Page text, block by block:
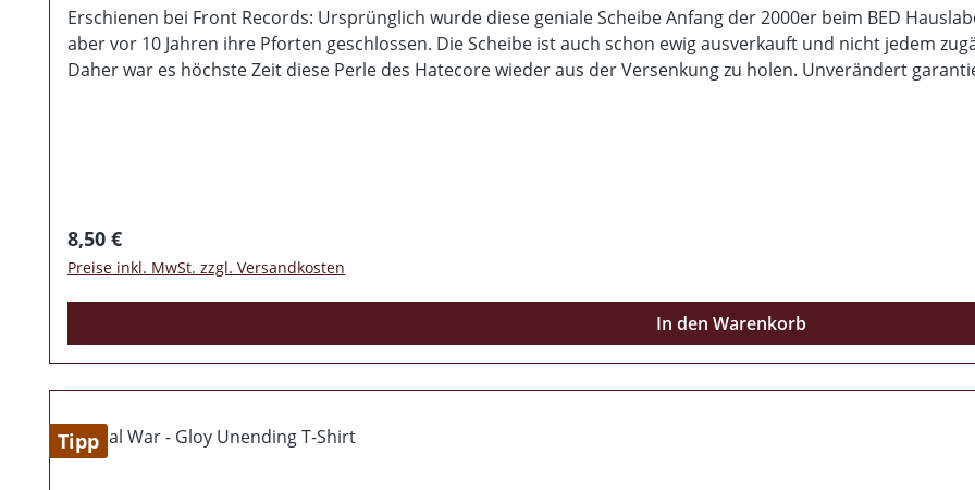
Erschienen bei Front Records: Ursprünglich wurde diese geniale Scheibe Anfang der 2000er beim BED
aber vor 10 Jahren ihre Pforten geschlossen. Die Scheibe ist auch schon ewig ausverkauft und nicht jedem
Daher war es höchste Zeit diese Perle des Hatecore wieder aus der Versenkung zu holen. Unverändert
Regulärer Preis:
8,50 €
Preise inkl. MwSt. zzgl. Versandkosten
In den Warenkorb
Tipp